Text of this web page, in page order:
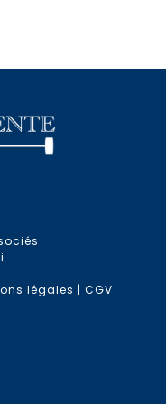
légales | CGV